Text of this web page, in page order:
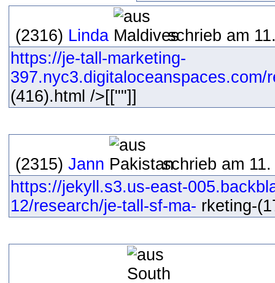
(2316) Linda
schrieb am
https://je-tall-marketing-
397.nyc3.digitaloceanspaces.com/
(416).html />[[""]]
(2315) Jann
schrieb am
https://jekyll.s3.us-east-
12/research/je-tall-sf-ma- rketing-